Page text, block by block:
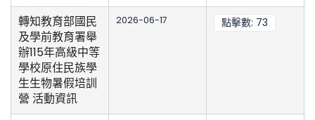
轉知教育部國民
及學前教育署舉
辦115年高級中等
學校原住民族學
生生物暑假培訓
營 活動資訊
2026-06-17 點擊數: 73